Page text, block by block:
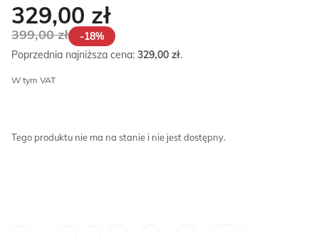
329,00 zł
399,00zł
-18%
Poprzednia najniższa cena: 329,00 zł.
W tym VAT
Tego produktu nie ma na stanie i nie jest dostępny.